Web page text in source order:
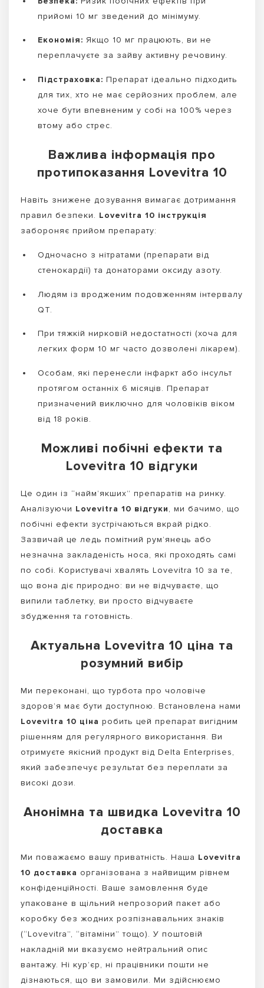
прийомі 10 мг зведений до мінімуму.
Економія: Якщо 10 мг працюють, ви не
переплачуєте за зайву активну речовину.
Підстраховка: Препарат ідеально підходить
для тих, хто не має серйозних проблем, але
хоче бути впевненим у собі на 100% через
втому або стрес.
Важлива інформація про
протипоказання Lovevitra 10
Навіть знижене дозування вимагає дотримання
правил безпеки. Lovevitra 10 інструкція
забороняє прийом препарату:
Одночасно з нітратами (препарати від
стенокардії) та донаторами оксиду азоту.
Людям із вродженим подовженням інтервалу
QT.
При тяжкій нирковій недостатності (хоча для
легких форм 10 мг часто дозволені лікарем).
Особам, які перенесли інфаркт або інсульт
протягом останніх 6 місяців. Препарат
призначений виключно для чоловіків віком
від 18 років.
Можливі побічні ефекти та
Lovevitra 10 відгуки
Це один із “найм’якших” препаратів на ринку.
Аналізуючи Lovevitra 10 відгуки, ми бачимо, що
побічні ефекти зустрічаються вкрай рідко.
Зазвичай це ледь помітний рум’янець або
незначна закладеність носа, які проходять самі
по собі. Користувачі хвалять Lovevitra 10 за те,
що вона діє природно: ви не відчуваєте, що
випили таблетку, ви просто відчуваєте
збудження та готовність.
Актуальна Lovevitra 10 ціна та
розумний вибір
Ми переконані, що турбота про чоловіче
здоров’я має бути доступною. Встановлена нами
Lovevitra 10 ціна робить цей препарат вигідним
рішенням для регулярного використання. Ви
отримуєте якісний продукт від Delta Enterprises,
який забезпечує результат без переплати за
високі дози.
Анонімна та швидка Lovevitra 10
доставка
Ми поважаємо вашу приватність. Наша Lovevitra
10 доставка організована з найвищим рівнем
конфіденційності. Ваше замовлення буде
упаковане в щільний непрозорий пакет або
коробку без жодних розпізнавальних знаків
(“Lovevitra”, “вітаміни” тощо). У поштовій
накладній ми вказуємо нейтральний опис
вантажу. Ні кур’єр, ні працівники пошти не
дізнаються, що ви замовили. Ми здійснюємо